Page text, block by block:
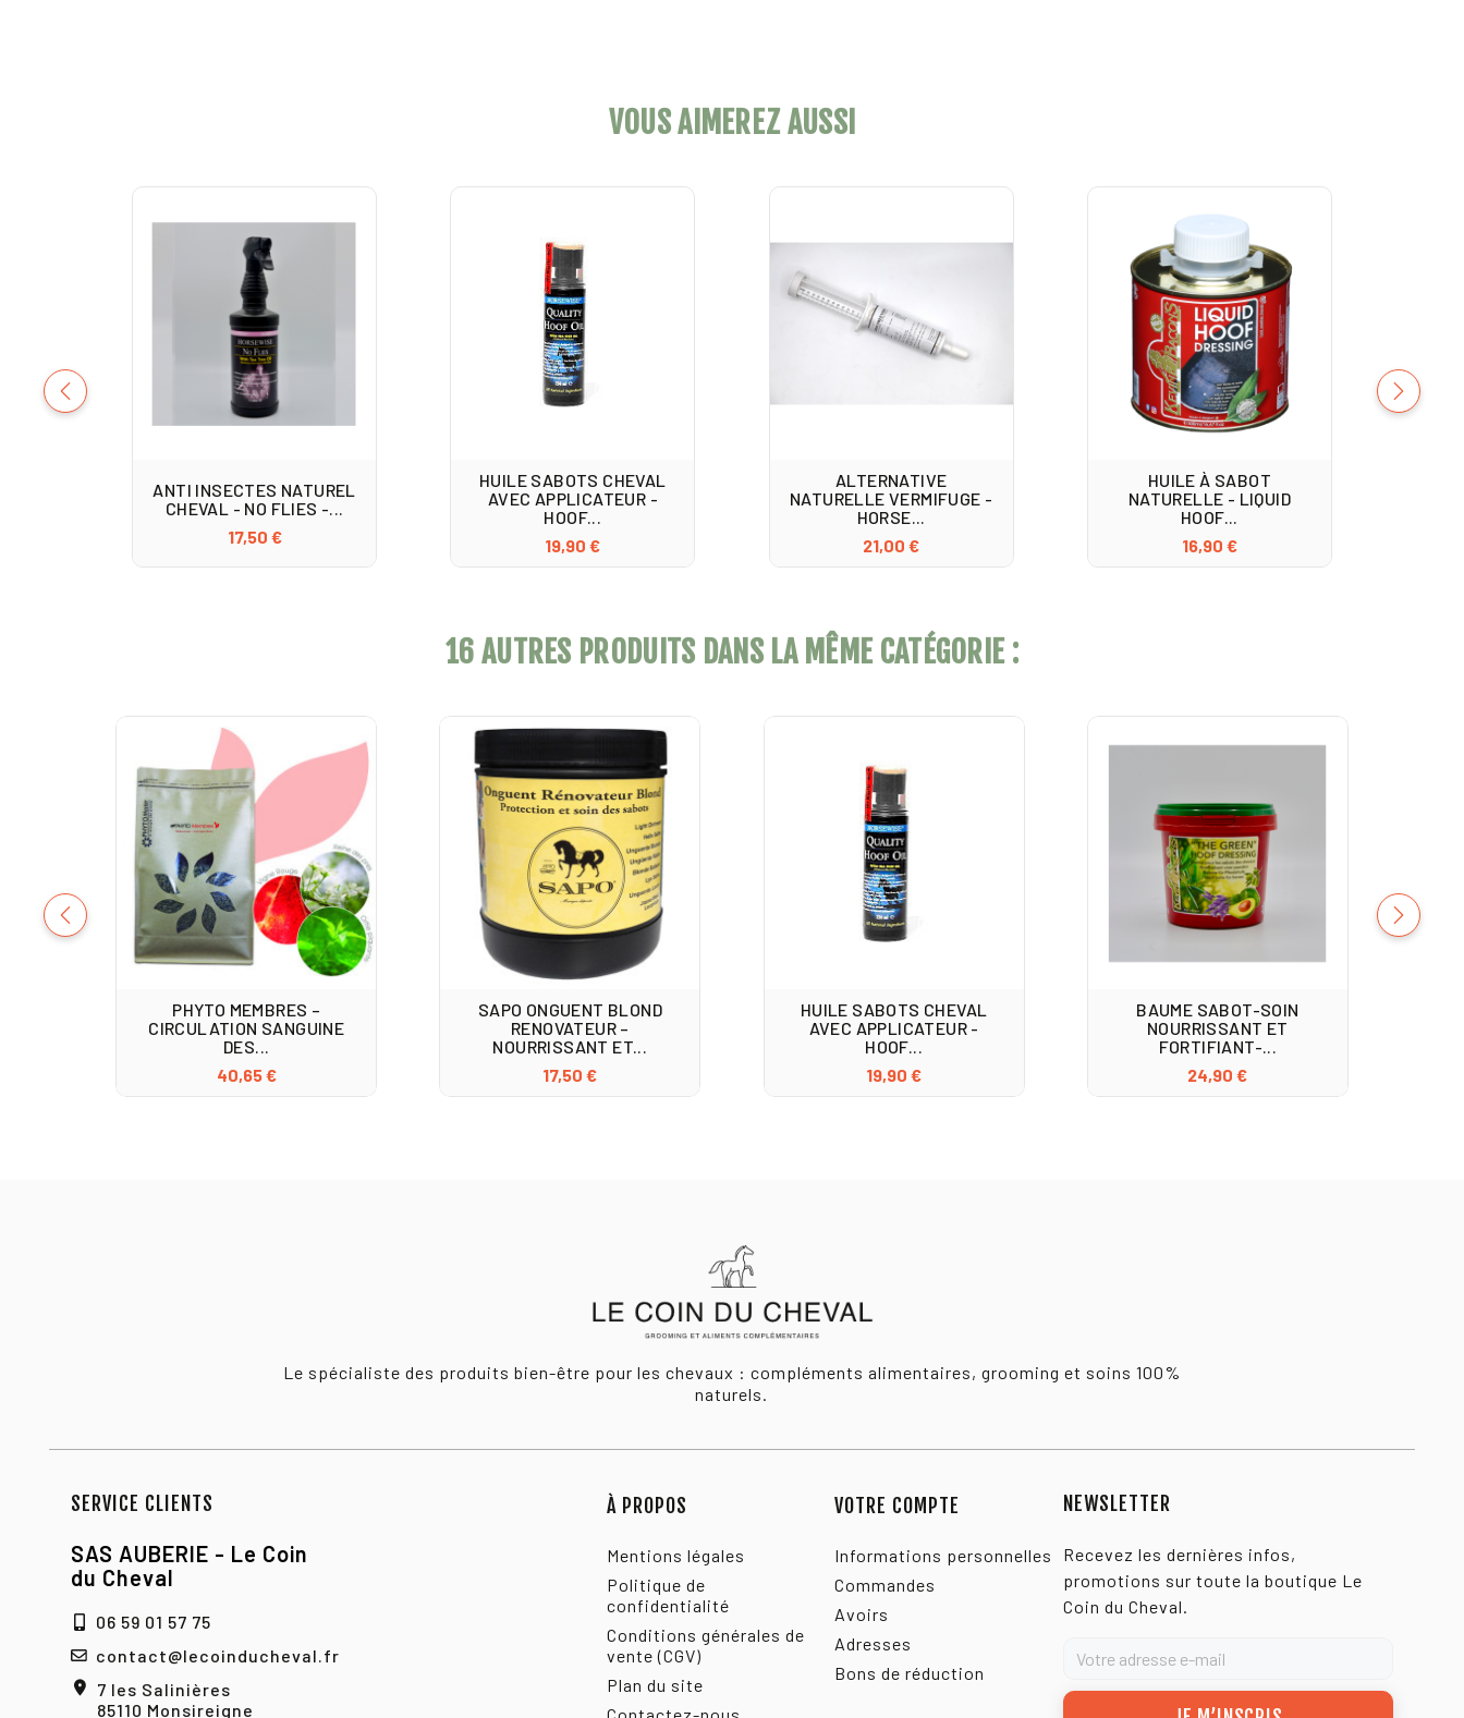
VOUS AIMEREZ AUSSI
ANTI INSECTES NATUREL
CHEVAL - NO FLIES -...
17,50 €
HUILE SABOTS CHEVAL
AVEC APPLICATEUR -
HOOF...
19,90 €
ALTERNATIVE
NATURELLE VERMIFUGE -
HORSE...
21,00 €
HUILE À SABOT
NATURELLE - LIQUID
HOOF...
16,90 €
16 AUTRES PRODUITS DANS LA MÊME CATÉGORIE :
PHYTO MEMBRES –
CIRCULATION SANGUINE
DES...
40,65 €
SAPO ONGUENT BLOND
RENOVATEUR –
NOURRISSANT ET...
17,50 €
HUILE SABOTS CHEVAL
AVEC APPLICATEUR -
HOOF...
19,90 €
BAUME SABOT-SOIN
NOURRISSANT ET
FORTIFIANT-...
24,90 €
Le spécialiste des produits bien-être pour les chevaux : compléments alimentaires, grooming et soins 100%
naturels.
SERVICE CLIENTS
SAS AUBERIE - Le Coin
du Cheval
06 59 01 57 75
contact@lecoinducheval.fr
7 les Salinières
85110 Monsireigne
À PROPOS
Mentions légales
Politique de
confidentialité
Conditions générales de
vente (CGV)
Plan du site
VOTRE COMPTE
Informations personnelles
Commandes
Avoirs
Adresses
Bons de réduction
NEWSLETTER
Recevez les dernières infos,
promotions sur toute la boutique Le
Coin du Cheval.